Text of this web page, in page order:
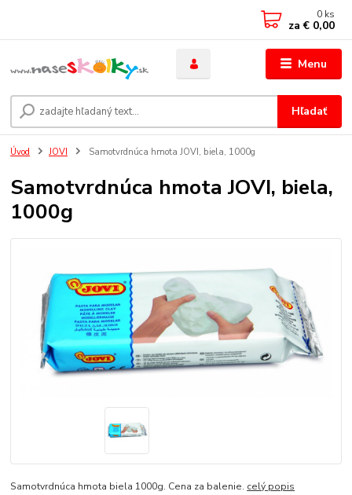
Menu
Hľadať
0 ks
za € 0,00
Úvod JOVI Samotvrdnúca hmota JOVI, biela, 1000g
Samotvrdnúca hmota JOVI, biela,
1000g
Samotvrdnúca hmota biela 1000g. Cena za balenie. celý popis